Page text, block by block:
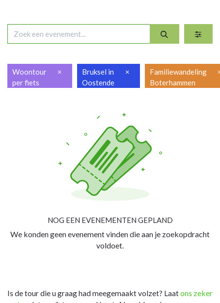
Woontour
per fiets
×
Bruksel in
Oostende
×
Familiewandeling
Boterhammen
NOG EEN EVENEMENTEN GEPLAND
We konden geen evenement vinden die aan je zoekopdracht
voldoet.
Is de tour die u graag had meegemaakt volzet? Laatons zeker